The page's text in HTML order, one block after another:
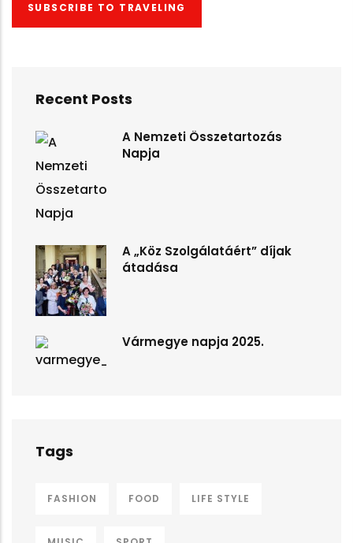
SUBSCRIBE TO TRAVELING
Recent Posts
A Nemzeti Összetartozás
Napja
A „Köz Szolgálatáért” díjak
átadása
Vármegye napja 2025.
Tags
FASHION FOOD LIFE STYLE